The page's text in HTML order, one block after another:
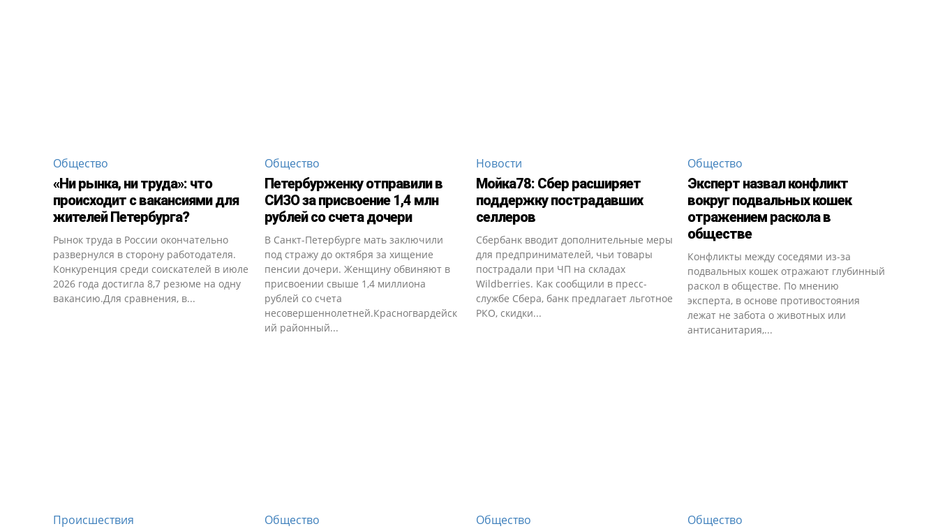
Общество
«Ни рынка, ни труда»: что
происходит с вакансиями для
жителей Петербурга?
Рынок труда в России окончательно
развернулся в сторону работодателя.
Конкуренция среди соискателей в июле
2026 года достигла 8,7 резюме на одну
вакансию.Для сравнения, в...
Общество
Петербурженку отправили в
СИЗО за присвоение 1,4 млн
рублей со счета дочери
В Санкт-Петербурге мать заключили
под стражу до октября за хищение
пенсии дочери. Женщину обвиняют в
присвоении свыше 1,4 миллиона
рублей со счета
несовершеннолетней.Красногвардейск
ий районный...
Новости
Мойка78: Сбер расширяет
поддержку пострадавших
селлеров
Сбербанк вводит дополнительные меры
для предпринимателей, чьи товары
пострадали при ЧП на складах
Wildberries. Как сообщили в пресс-
службе Сбера, банк предлагает льготное
РКО, скидки...
Общество
Эксперт назвал конфликт
вокруг подвальных кошек
отражением раскола в
обществе
Конфликты между соседями из-за
подвальных кошек отражают глубинный
раскол в обществе. По мнению
эксперта, в основе противостояния
лежат не забота о животных или
антисанитария,...
Происшествия Общество Общество Общество